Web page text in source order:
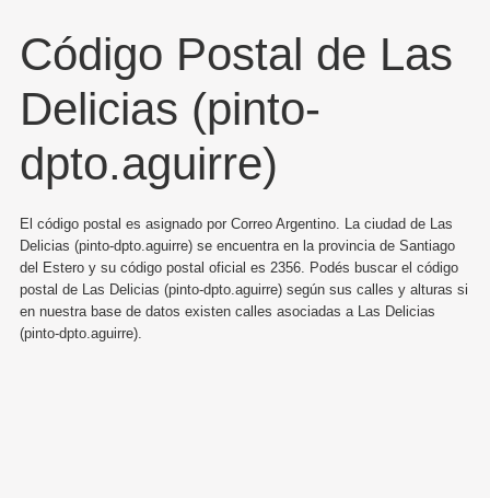
Código Postal de Las
Delicias (pinto-
dpto.aguirre)
El código postal es asignado por Correo Argentino. La ciudad de Las
Delicias (pinto-dpto.aguirre) se encuentra en la provincia de Santiago
del Estero y su código postal oficial es 2356. Podés buscar el código
postal de Las Delicias (pinto-dpto.aguirre) según sus calles y alturas si
en nuestra base de datos existen calles asociadas a Las Delicias
(pinto-dpto.aguirre).